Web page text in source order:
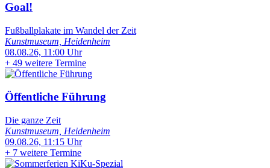
Goal!
Fußballplakate im Wandel der Zeit
Kunstmuseum, Heidenheim
08.08.26, 11:00 Uhr
+ 49 weitere Termine
Öffentliche Führung
Die ganze Zeit
Kunstmuseum, Heidenheim
09.08.26, 11:15 Uhr
+ 7 weitere Termine